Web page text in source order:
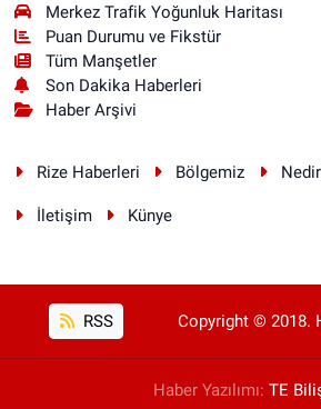
Merkez Trafik Yoğunluk Haritası
Puan Durumu ve Fikstür
Tüm Manşetler
Son Dakika Haberleri
Haber Arşivi
Rize Haberleri Bölgemiz
İletişim Künye
RSS Copyright © 2018.
Haber Yazılımı: TE